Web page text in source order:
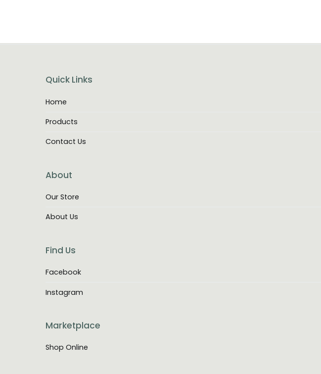
Quick Links
Home
Products
Contact Us
About
Our Store
About Us
Find Us
Facebook
Instagram
Marketplace
Shop Online